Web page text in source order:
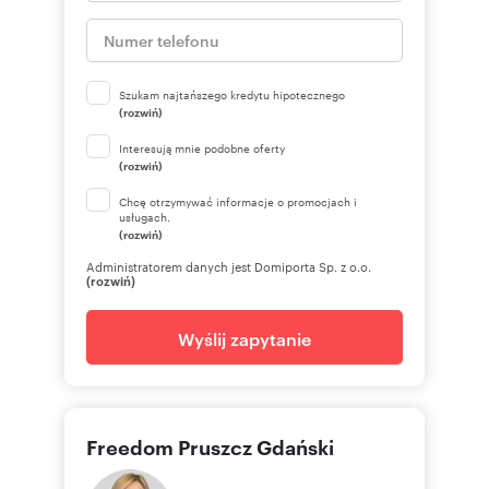
Szukam najtańszego kredytu hipotecznego
(rozwiń)
Interesują mnie podobne oferty
(rozwiń)
Chcę otrzymywać informacje o promocjach i
usługach.
(rozwiń)
Administratorem danych jest Domiporta Sp. z o.o.
(rozwiń)
Wyślij zapytanie
Freedom Pruszcz Gdański